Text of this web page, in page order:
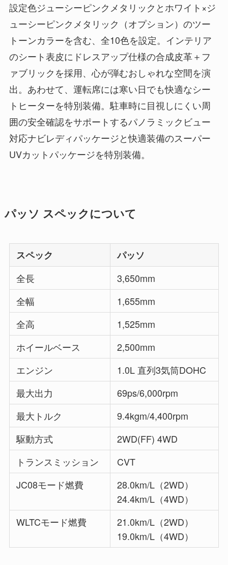
設定色ジューシーピンクメタリックとホワイト×ジ
ューシーピンクメタリック（オプション）のツー
トーンカラーを含む、全10色を設定。インテリア
のシート表皮にドレスアップ仕様の合成皮革＋フ
ァブリックを採用、心が弾むおしゃれな空間を演
出。あわせて、運転席には寒い日でも快適なシー
トヒーターを特別装備。駐車時に目視しにくい周
囲の安全確認をサポートするパノラミックビュー
対応ナビレディパッケージと快適装備のスーパー
UVカットパッケージを特別装備。
パッソ スペックについて
スペック
パッソ
全長
3,650mm
全幅
1,655mm
全高
1,525mm
ホイールベース
2,500mm
エンジン
1.0L 直列3気筒DOHC
最大出力
69ps/6,000rpm
最大トルク
9.4kgm/4,400rpm
駆動方式
2WD(FF) 4WD
トランスミッション
CVT
JC08モード燃費
28.0km/L（2WD）
24.4km/L（4WD）
WLTCモード燃費
21.0km/L（2WD）
19.0km/L（4WD）